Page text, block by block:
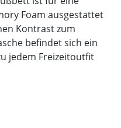
Foam ausgestattet
Kontrast zum
befindet sich ein
jedem Freizeitoutfit